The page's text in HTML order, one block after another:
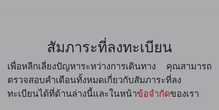
สัมภาระที่ลงทะเบียน
เพื่อหลีกเลี่ยงปัญหาระหว่างการเดินทาง คุณสามารถ
ตรวจสอบคำเตือนทั้งหมดเกี่ยวกับสัมภาระที่ลง
ทะเบียนได้ที่ด้านล่างนี้และในหน้าข้อจำกัดของเรา